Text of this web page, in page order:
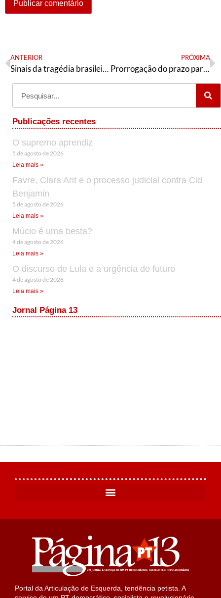
ANTERIOR
Sinais da tragédia brasileira
PRÓXIMA
Prorrogação do prazo para opção e participação nos encontros setoriais
Publicações recentes
O supremo aprendiz
5 de agosto de 2026
Leia mais »
Favre, Clara Ant e o processo judicial contra Cid
Benjamin
5 de agosto de 2026
Leia mais »
Múcio é uma besta?
4 de agosto de 2026
Leia mais »
O discurso de Lula e a urgência do futuro
4 de agosto de 2026
Leia mais »
Jornal Página 13
Portal da Articulação de Esquerda, tendência petista. A